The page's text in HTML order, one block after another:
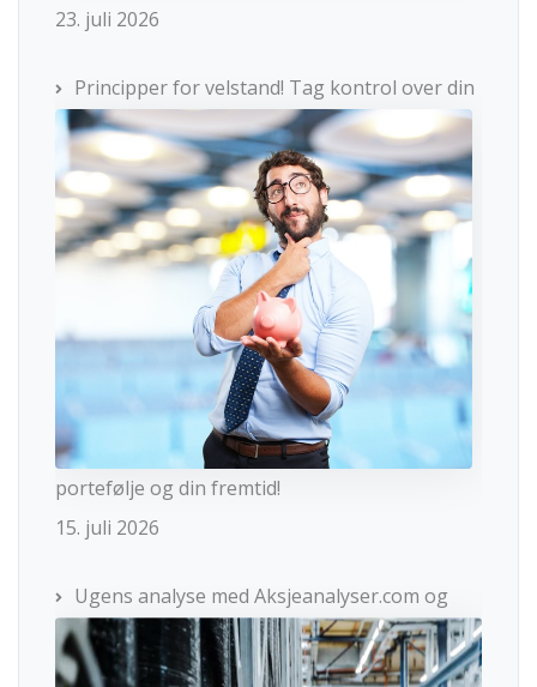
23. juli 2026
Principper for velstand! Tag kontrol over din
portefølje og din fremtid!
15. juli 2026
Ugens analyse med Aksjeanalyser.com og